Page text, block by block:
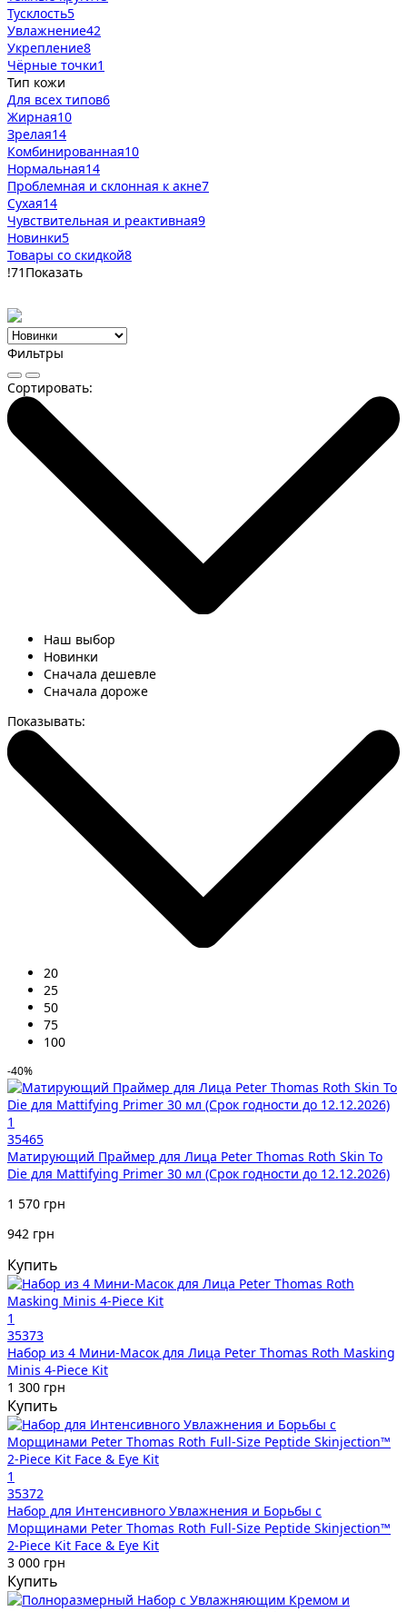
Тусклость5
Увлажнение42
Укрепление8
Чёрные точки1
Тип кожи
Для всех типов6
Жирная10
Зрелая14
Комбинированная10
Нормальная14
Проблемная и склонная к акне7
Сухая14
Чувствительная и реактивная9
Новинки5
Товары со скидкой8
!71 Показать
Фильтры
Сортировать:
Наш выбор
Новинки
Сначала дешевле
Сначала дороже
Показывать:
20
25
50
75
100
-40%
1
35465
Матирующий Праймер для Лица Peter Thomas Roth Skin To
Die для Mattifying Primer 30 мл (Срок годности до 12.12.2026)
1 570 грн
942 грн
Купить
1
35373
Набор из 4 Мини-Масок для Лица Peter Thomas Roth Masking
Minis 4-Piece Kit
1 300 грн
Купить
1
35372
Набор для Интенсивного Увлажнения и Борьбы с
Морщинами Peter Thomas Roth Full-Size Peptide Skinjection™
2-Piece Kit Face & Eye Kit
3 000 грн
Купить